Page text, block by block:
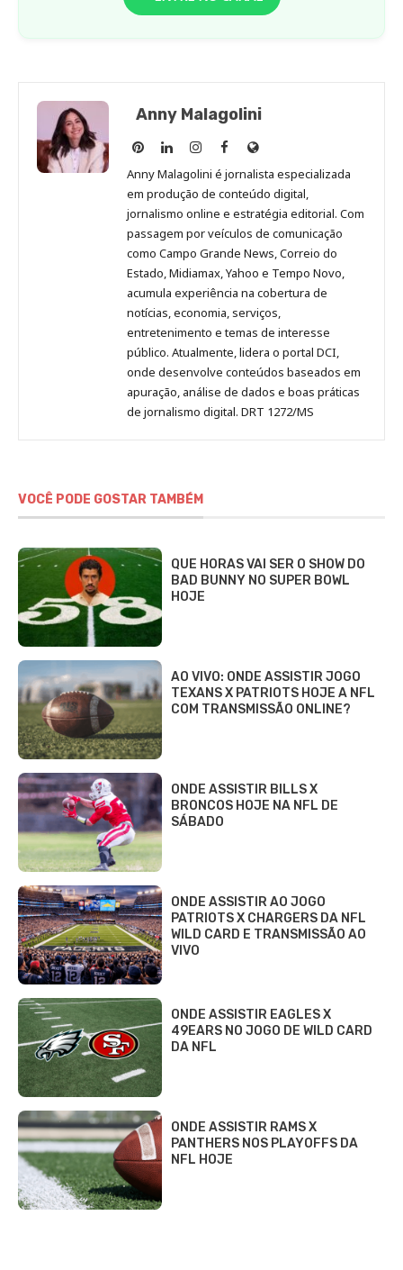
Anny Malagolini
Anny
Malagolini
no
Pinterest
Anny
Malagolini
no
LinkedIn
Anny
Malagolini
no
Instagram
Anny
Malagolini
no
Facebook
Site
de
Anny
Malagolini
Anny Malagolini é jornalista especializada
em produção de conteúdo digital,
jornalismo online e estratégia editorial. Com
passagem por veículos de comunicação
como Campo Grande News, Correio do
Estado, Midiamax, Yahoo e Tempo Novo,
acumula experiência na cobertura de
notícias, economia, serviços,
entretenimento e temas de interesse
público. Atualmente, lidera o portal DCI,
onde desenvolve conteúdos baseados em
apuração, análise de dados e boas práticas
de jornalismo digital. DRT 1272/MS
VOCÊ PODE GOSTAR TAMBÉM
QUE HORAS VAI SER O SHOW DO
BAD BUNNY NO SUPER BOWL
HOJE
AO VIVO: ONDE ASSISTIR JOGO
TEXANS X PATRIOTS HOJE A NFL
COM TRANSMISSÃO ONLINE?
ONDE ASSISTIR BILLS X
BRONCOS HOJE NA NFL DE
SÁBADO
ONDE ASSISTIR AO JOGO
PATRIOTS X CHARGERS DA NFL
WILD CARD E TRANSMISSÃO AO
VIVO
ONDE ASSISTIR EAGLES X
49EARS NO JOGO DE WILD CARD
DA NFL
ONDE ASSISTIR RAMS X
PANTHERS NOS PLAYOFFS DA
NFL HOJE